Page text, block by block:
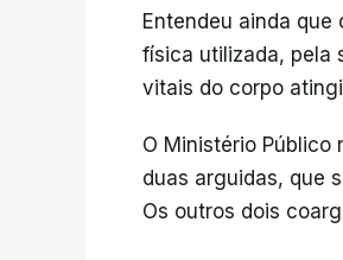
Entendeu ainda
física utilizada, pela
vitais do corpo
O Ministério Público
duas arguidas, que
Os outros dois